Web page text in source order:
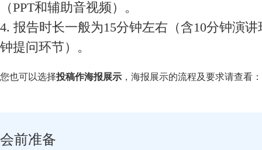
（PPT和辅助音视频）。
4. 报告时长一般为15分钟左右（含10分钟演讲
钟提问环节）。
您也可以选择投稿作海报展示 ，海报展示的流程及要求请查看：
会前准备